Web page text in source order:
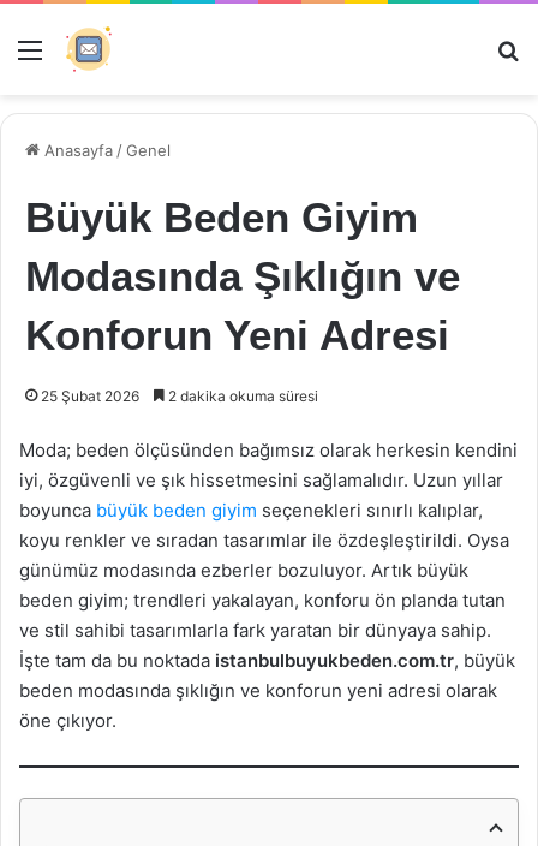
Menü
Anasayfa /Genel
Büyük Beden Giyim
Modasında Şıklığın ve
Konforun Yeni Adresi
25 Şubat 2026 2 dakika okuma süresi
Moda; beden ölçüsünden bağımsız olarak herkesin kendini
iyi, özgüvenli ve şık hissetmesini sağlamalıdır. Uzun yıllar
boyunca büyük beden giyim seçenekleri sınırlı kalıplar,
koyu renkler ve sıradan tasarımlar ile özdeşleştirildi. Oysa
günümüz modasında ezberler bozuluyor. Artık büyük
beden giyim; trendleri yakalayan, konforu ön planda tutan
ve stil sahibi tasarımlarla fark yaratan bir dünyaya sahip.
İşte tam da bu noktada istanbulbuyukbeden.com.tr, büyük
beden modasında şıklığın ve konforun yeni adresi olarak
öne çıkıyor.